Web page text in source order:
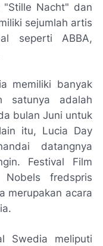
Nacht" dan
sejumlah artis
seperti ABBA,
memiliki banyak
satunya adalah
bulan Juni untuk
itu, Lucia Day
datangnya
Festival Film
Nobels fredspris
merupakan acara
Swedia meliputi